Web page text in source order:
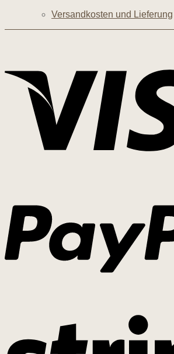
Versandkosten und Lieferung